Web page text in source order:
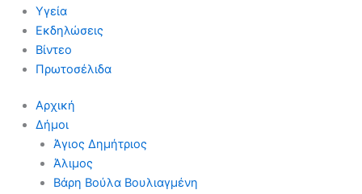
Υγεία
Εκδηλώσεις
Βίντεο
Πρωτοσέλιδα
Αρχική
Δήμοι
Άγιος Δημήτριος
Άλιμος
Βάρη Βούλα Βουλιαγμένη